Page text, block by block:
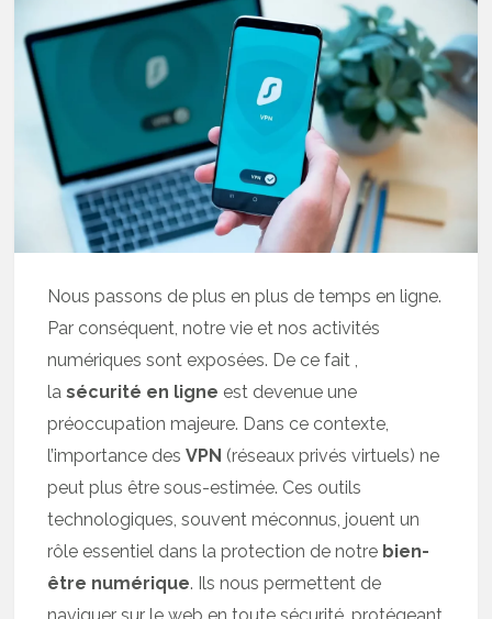
Nous passons de plus en plus de temps en ligne.
Par conséquent, notre vie et nos activités
numériques sont exposées. De ce fait ,
lasécurité en ligne est devenue une
préoccupation majeure. Dans ce contexte,
l’importance desVPN (réseaux privés virtuels) ne
peut plus être sous-estimée. Ces outils
technologiques, souvent méconnus, jouent un
rôle essentiel dans la protection de notre bien-
être numérique. Ils nous permettent de